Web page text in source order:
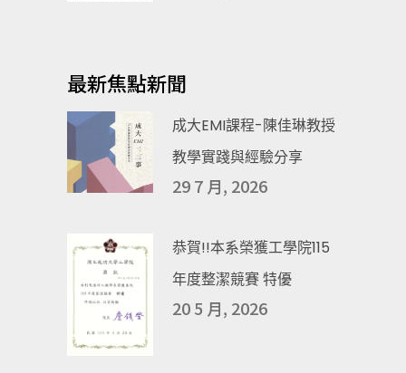
最新焦點新聞
成大EMI課程-陳佳琳教授
教學實踐與經驗分享
29 7 月, 2026
恭賀!!本系榮獲工學院115
年度整潔競賽 特優
20 5 月, 2026